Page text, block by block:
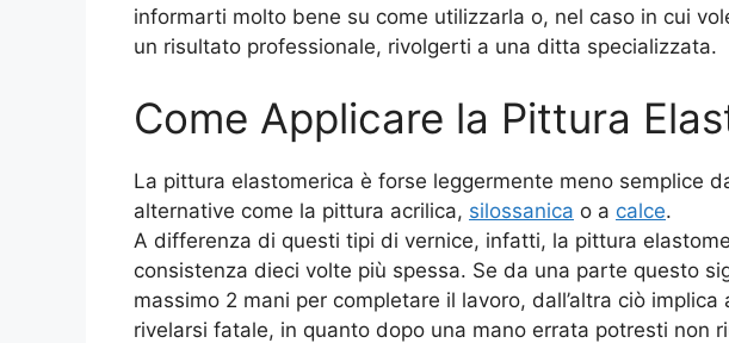
informarti molto bene su come utilizzarla o, nel caso in cui
un risultato professionale, rivolgerti a una ditta specializzata.
Come Applicare la Pittura
La pittura elastomerica è forse leggermente meno semplice
alternative come la pittura acrilica, silossanica o a calce.
A differenza di questi tipi di vernice, infatti, la pittura
consistenza dieci volte più spessa. Se da una parte questo
massimo 2 mani per completare il lavoro, dall’altra ciò
rivelarsi fatale, in quanto dopo una mano errata potresti non